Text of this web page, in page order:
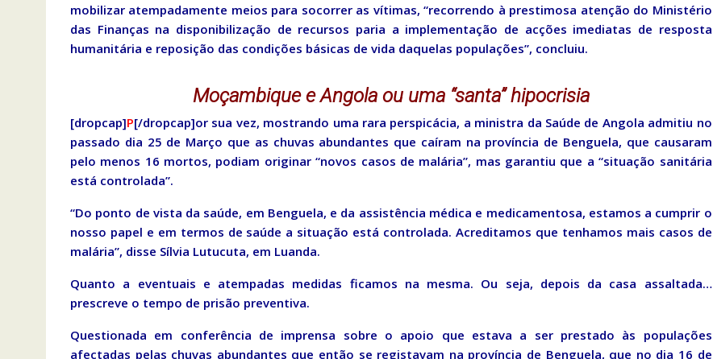
mobilizar atempadamente meios para socorrer as vítimas, “recorrendo à prestimosa atenção do Ministério
das Finanças na disponibilização de recursos paria a implementação de acções imediatas de resposta
humanitária e reposição das condições básicas de vida daquelas populações”, concluiu.
Moçambique e Angola ou uma “santa” hipocrisia
[dropcap]P[/dropcap]or sua vez, mostrando uma rara perspicácia, a ministra da Saúde de Angola admitiu no
passado dia 25 de Março que as chuvas abundantes que caíram na província de Benguela, que causaram
pelo menos 16 mortos, podiam originar “novos casos de malária”, mas garantiu que a “situação sanitária
está controlada”.
“Do ponto de vista da saúde, em Benguela, e da assistência médica e medicamentosa, estamos a cumprir o
nosso papel e em termos de saúde a situação está controlada. Acreditamos que tenhamos mais casos de
malária”, disse Sílvia Lutucuta, em Luanda.
Quanto a eventuais e atempadas medidas ficamos na mesma. Ou seja, depois da casa assaltada…
prescreve o tempo de prisão preventiva.
Questionada em conferência de imprensa sobre o apoio que estava a ser prestado às populações
afectadas pelas chuvas abundantes que então se registavam na província de Benguela, que no dia 16 de